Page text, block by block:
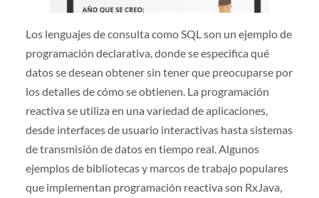
Los lenguajes de consulta como SQL son un ejemplo de
programación declarativa, donde se especifica qué
datos se desean obtener sin tener que preocuparse por
los detalles de cómo se obtienen. La programación
reactiva se utiliza en una variedad de aplicaciones,
desde interfaces de usuario interactivas hasta sistemas
de transmisión de datos en tiempo real. Algunos
ejemplos de bibliotecas y marcos de trabajo populares
que implementan programación reactiva son RxJava,